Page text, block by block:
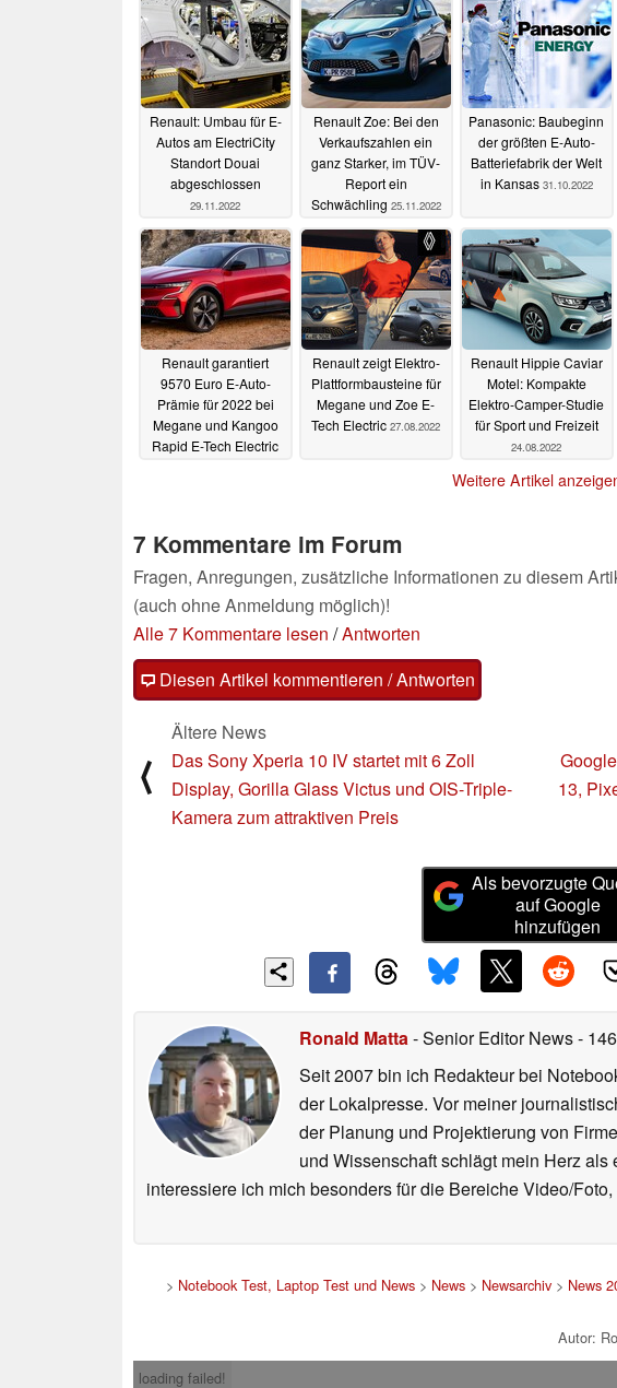
Renault: Umbau für E-
Autos am ElectriCity
Standort Douai
abgeschlossen
29.11.2022
Renault Zoe: Bei den
Verkaufszahlen ein
ganz Starker, im TÜV-
Report ein
Schwächling 25.11.2022
Panasonic: Baubeginn
der größten E-Auto-
Batteriefabrik der Welt
in Kansas 31.10.2022
Renault garantiert
9570 Euro E-Auto-
Prämie für 2022 bei
Megane und Kangoo
Rapid E-Tech Electric
Renault zeigt Elektro-
Plattformbausteine für
Megane und Zoe E-
Tech Electric 27.08.2022
Renault Hippie Caviar
Motel: Kompakte
Elektro-Camper-Studie
für Sport und Freizeit
24.08.2022
Weitere Artikel
7 Kommentare im Forum
Fragen, Anregungen, zusätzliche Informationen zu diesem
(auch ohne Anmeldung möglich)!
Alle 7 Kommentare lesen /Antworten
Diesen Artikel kommentieren / Antworten
⟨
Ältere News
Das Sony Xperia 10 IV startet mit 6 Zoll
Display, Gorilla Glass Victus und OIS-Triple-
Kamera zum attraktiven Preis
13,
Als bevorzugte
auf Google
hinzufügen
Ronald Matta- Senior Editor News-
Seit 2007 bin ich Redakteur bei
der Lokalpresse. Vor meiner
der Planung und Projektierung von
und Wissenschaft schlägt mein Herz
interessiere ich mich besonders für die Bereiche Video/
> Notebook Test, Laptop Test und News> News> Newsarchiv> News
Autor:
loading failed!